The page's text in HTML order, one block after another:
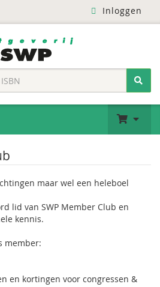
Inloggen
maar wel een heleboel
lid van SWP Member Club en
kennis.
member:
en kortingen voor congressen &